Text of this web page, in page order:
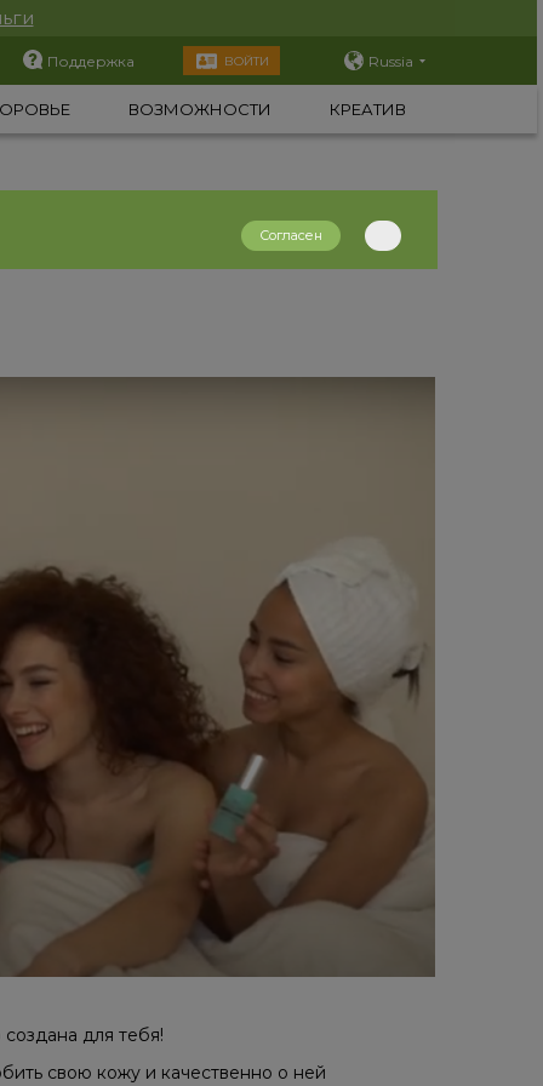
Поддержка ВОЙТИ Russia
ВОЗМОЖНОСТИ КРЕАТИВ
для тебя!
свою кожу и качественно о ней
Согласен